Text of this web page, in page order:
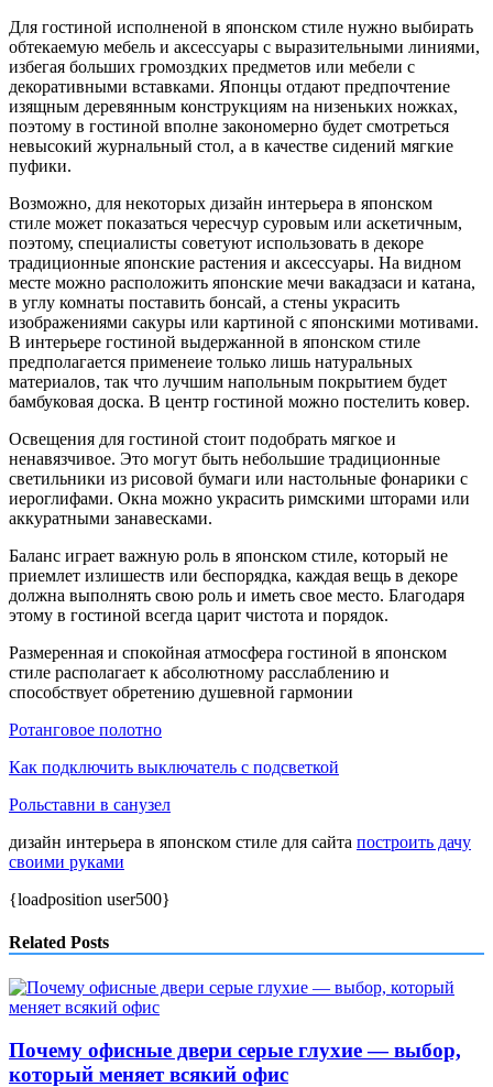
Для гостиной исполненой в японском стиле нужно выбирать
обтекаемую мебель и аксессуары с выразительными линиями,
избегая больших громоздких предметов или мебели с
декоративными вставками. Японцы отдают предпочтение
изящным деревянным конструкциям на низеньких ножках,
поэтому в гостиной вполне закономерно будет смотреться
невысокий журнальный стол, а в качестве сидений мягкие
пуфики.
Возможно, для некоторых дизайн интерьера в японском
стиле может показаться чересчур суровым или аскетичным,
поэтому, специалисты советуют использовать в декоре
традиционные японские растения и аксессуары. На видном
месте можно расположить японские мечи вакадзаси и катана,
в углу комнаты поставить бонсай, а стены украсить
изображениями сакуры или картиной с японскими мотивами.
В интерьере гостиной выдержанной в японском стиле
предполагается применеие только лишь натуральных
материалов, так что лучшим напольным покрытием будет
бамбуковая доска. В центр гостиной можно постелить ковер.
Освещения для гостиной стоит подобрать мягкое и
ненавязчивое. Это могут быть небольшие традиционные
светильники из рисовой бумаги или настольные фонарики с
иероглифами. Окна можно украсить римскими шторами или
аккуратными занавесками.
Баланс играет важную роль в японском стиле, который не
приемлет излишеств или беспорядка, каждая вещь в декоре
должна выполнять свою роль и иметь свое место. Благодаря
этому в гостиной всегда царит чистота и порядок.
Размеренная и спокойная атмосфера гостиной в японском
стиле располагает к абсолютному расслаблению и
способствует обретению душевной гармонии
Ротанговое полотно
Как подключить выключатель с подсветкой
Рольставни в санузел
дизайн интерьера в японском стиле для сайта построить дачу
своими руками
{loadposition user500}
Related Posts
Почему офисные двери серые глухие — выбор,
который меняет всякий офис